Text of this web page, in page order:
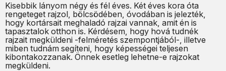
Kisebbik lányom négy és fél éves. Két éves kora óta
rengeteget rajzol, bölcsödében, óvodában is jelezték,
hogy kortársait meghaladó rajzai vannak, amit én is
tapasztalok otthon is. Kérdésem, hogy hová tudnék
rajzait megküldeni -felméretés szempontjából-, illetve
miben tudnám segíteni, hogy képességei teljesen
kibontakozzanak. Önnek esetleg lehetne-e rajzokat
megküldeni.